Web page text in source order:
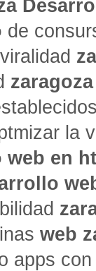
de
zaragoza
la
web en
web
apps